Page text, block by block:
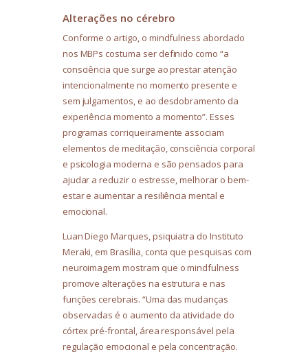
Alterações no cérebro
Conforme o artigo, o mindfulness abordado
nos MBPs costuma ser definido como “a
consciência que surge ao prestar atenção
intencionalmente no momento presente e
sem julgamentos, e ao desdobramento da
experiência momento a momento”. Esses
programas corriqueiramente associam
elementos de meditação, consciência corporal
e psicologia moderna e são pensados para
ajudar a reduzir o estresse, melhorar o bem-
estar e aumentar a resiliência mental e
emocional.
Luan Diego Marques, psiquiatra do Instituto
Meraki, em Brasília, conta que pesquisas com
neuroimagem mostram que o mindfulness
promove alterações na estrutura e nas
funções cerebrais. “Uma das mudanças
observadas é o aumento da atividade do
córtex pré-frontal, área responsável pela
regulação emocional e pela concentração.